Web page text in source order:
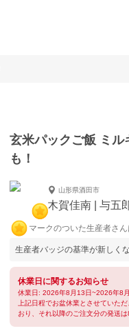
玄米パックご飯 ミル
も！
山形県酒田市
木賀佳南 | 与五
マークのついた生産者さ
生産者バッジの基準が新しく
休業日に関するお知らせ
休業日: 2026年8月13日~2026年8
上記日程でお盆休業とさせていた
おり、それ以降のご注文分の発送